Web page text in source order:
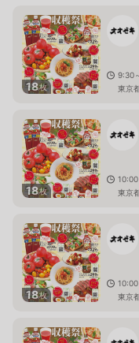
18枚
9:30
東京
18枚
東京
18枚
東京